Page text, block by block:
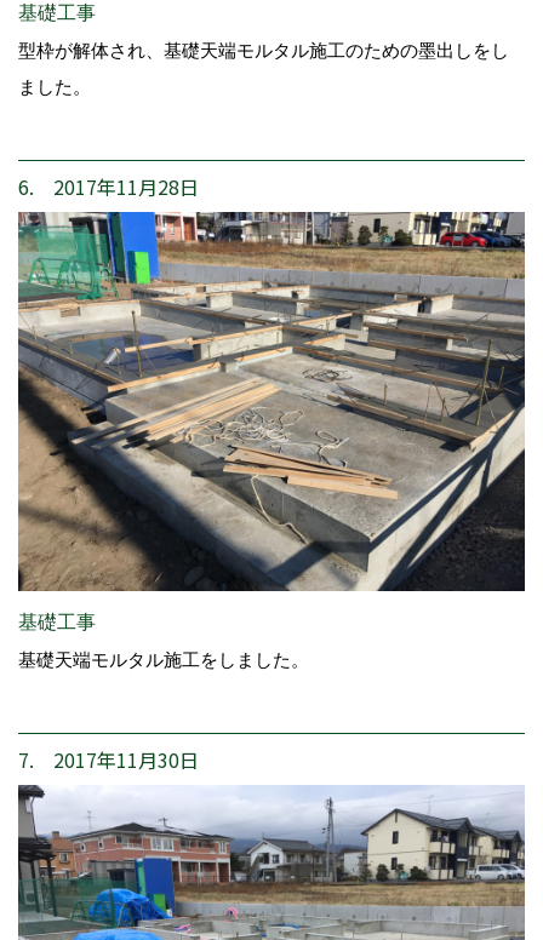
基礎工事
型枠が解体され、基礎天端モルタル施工のための墨出しをし
ました。
6. 2017年11月28日
基礎工事
基礎天端モルタル施工をしました。
7. 2017年11月30日